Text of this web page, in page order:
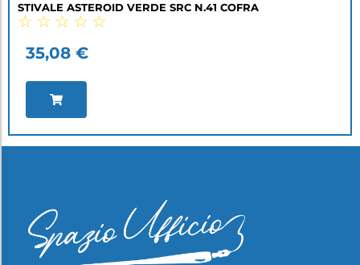
STIVALE ASTEROID VERDE SRC N.41 COFRA
☆ ☆ ☆ ☆ ☆
35,08 €